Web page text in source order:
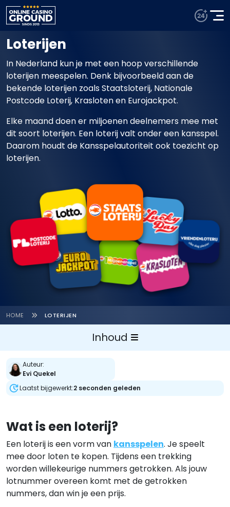
Loterijen
In Nederland kun je met een hoop verschillende
loterijen meespelen. Denk bijvoorbeeld aan de
bekende loterijen zoals Staatsloterij, Nationale
Postcode Loterij, Krasloten en Eurojackpot.
Elke maand doen er miljoenen deelnemers mee met
dit soort loterijen. Een loterij valt onder een kansspel.
Daarom houdt de Kansspelautoriteit ook toezicht op
loterijen.
HOME LOTERIJEN
Inhoud
Grote loterijen
Belastingvrije loterij
Verschillende loterijen
TV programma’s
FAQ
Auteur:
Evi Quekel
Laatst bijgewerkt:2 seconden geleden
Wat is een loterij?
Een loterij is een vorm van kansspelen. Je speelt
mee door loten te kopen. Tijdens een trekking
worden willekeurige nummers getrokken. Als jouw
lotnummer overeen komt met de getrokken
nummers, dan win je een prijs.